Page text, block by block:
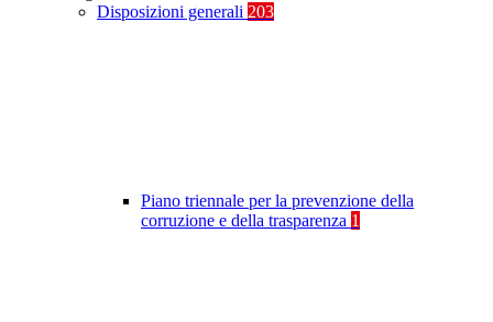
Disposizioni generali 203
Piano triennale per la prevenzione della
corruzione e della trasparenza 1